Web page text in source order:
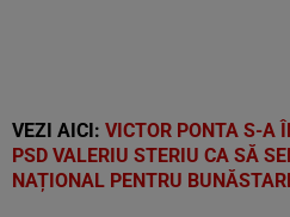
VEZI AICI: VICTOR PONTA S-A
PSD VALERIU STERIU CA SĂ
NAȚIONAL PENTRU